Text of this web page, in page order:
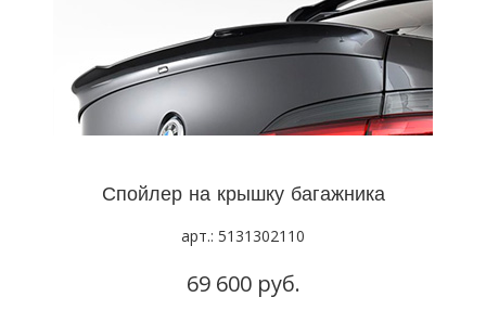
Спойлер на крышку багажника
арт.: 5131302110
69 600 руб.